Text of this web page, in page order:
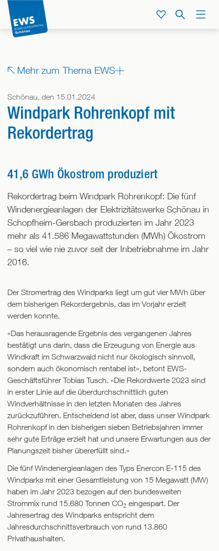
Direkt
zum
Inhalt
Menü
Suche
Service
Mehr zum Thema EWS
Zeige
dieser
Beitrag
Schönau, den 15.01.2024
Windpark Rohrenkopf mit
Rekordertrag
41,6 GWh Ökostrom produziert
Rekordertrag beim Windpark Rohrenkopf: Die fünf
Windenergieanlagen der Elektrizitätswerke Schönau in
Schopfheim-Gersbach produzierten im Jahr 2023
mehr als 41.586 Megawattstunden (MWh) Ökostrom
– so viel wie nie zuvor seit der Inbetriebnahme im Jahr
2016.
Der Stromertrag des Windparks liegt um gut vier MWh über
dem bisherigen Rekordergebnis, das im Vorjahr erzielt
werden konnte.
«Das herausragende Ergebnis des vergangenen Jahres
bestätigt uns darin, dass die Erzeugung von Energie aus
Windkraft im Schwarzwald nicht nur ökologisch sinnvoll,
sondern auch ökonomisch rentabel ist», betont EWS-
Geschäftsführer Tobias Tusch. «Die Rekordwerte 2023 sind
in erster Linie auf die überdurchschnittlich guten
Windverhältnisse in den letzten Monaten des Jahres
zurückzuführen. Entscheidend ist aber, dass unser Windpark
Rohrenkopf in den bisherigen sieben Betriebsjahren immer
sehr gute Erträge erzielt hat und unsere Erwartungen aus der
Planungszeit bisher übererfüllt sind.»
Die fünf Windenergieanlagen des Typs Enercon E-115 des
Windparks mit einer Gesamtleistung von 15 Megawatt (MW)
haben im Jahr 2023 bezogen auf den bundesweiten
Strommix rund 15.680 Tonnen CO2 eingespart. Der
Jahresertrag des Windparks entspricht dem
Jahresdurchschnittsverbrauch von rund 13.860
Privathaushalten.